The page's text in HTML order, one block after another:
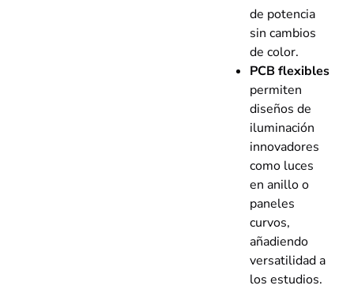
de potencia
sin cambios
de color.
PCB flexibles
permiten
diseños de
iluminación
innovadores
como luces
en anillo o
paneles
curvos,
añadiendo
versatilidad a
los estudios.